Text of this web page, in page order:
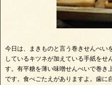
今日は、まきものと言う巻きせんべい
しているキツネが加えている手紙をせ
す。有平糖を薄い味噌せんべいで巻き
です。食べごたえがありますよ。歯に